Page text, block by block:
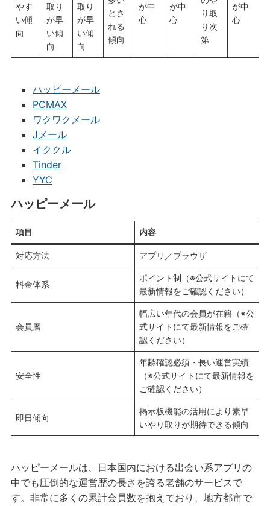
やす
い傾
向
取り
が早
い傾
向
取り
が早
い傾
向
とさ
れる
傾向
が中
心
が中
心
り取
り次
第
が中
心
ハッピーメール
PCMAX
ワクワクメール
Jメール
イククル
Tinder
YYC
ハッピーメール
項目 内容
対応方法 アプリ／ブラウザ
料金体系
ポイント制（※公式サイトにて
最新情報をご確認ください）
会員層
幅広い年代の会員が在籍（※公
式サイトにて最新情報をご確
認ください）
安全性
年齢確認必須・長い運営実績
（※公式サイトにて最新情報を
ご確認ください）
即日傾向
掲示板機能の活用により素早
いやり取りが期待できる傾向
ハッピーメールは、日本国内における出会い系アプリの
中でも圧倒的な運営歴の長さを誇る老舗のサービスで
す。非常に多くの累計会員数を抱えており、地方都市で